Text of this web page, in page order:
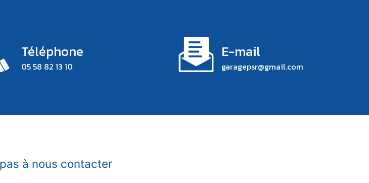
Téléphone
05 58 82 13 10
E-mail
garagepsr@gmail.com
à nous contacter